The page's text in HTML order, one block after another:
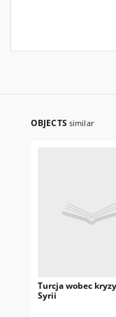
OBJECTS similar
Turcja wobec
Syrii